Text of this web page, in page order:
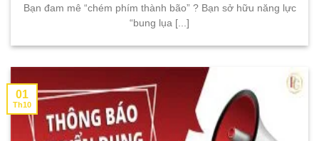
Bạn đam mê “chém phím thành bão” ? Bạn sở hữu năng lực
“bung lụa [...]
01
Th10